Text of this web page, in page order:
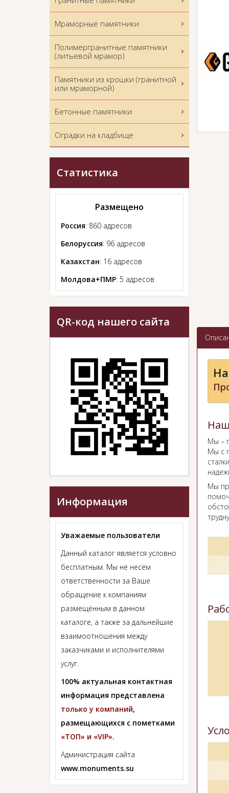
Мы –
Мы с
Мы
Мраморные памятники
Полимергранитные памятники
(литьевой мрамор)
Памятники из крошки (гранитной
или мраморной)
Бетонные памятники
Оградки на кладбище
Статистика
Размещено
Россия: 860 адресов
Белоруссия: 96 адресов
Казахстан: 16 адресов
Молдова+ПМР: 5 адресов
QR-код нашего сайта
Информация
Уважаемые пользователи
Данный каталог является условно
бесплатным. Мы не несём
ответственности за Ваше
обращение к компаниям
размещённым в данном
каталоге, а также за дальнейшие
взаимоотношения между
заказчиками и исполнителями
услуг.
100% актуальная контактная
информация представлена
только у компаний,
размещающихся с пометками
«ТОП» и «VIP».
Администрация сайта
www.monuments.su